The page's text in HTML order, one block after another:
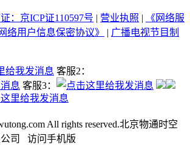
：京ICP证110597号 | 营业执照 |
《网络服
络用户信息保密协议》 | 广播电视节目制
客服2：
客服3：
All rights reserved.北京物通时空
司
访问手机版